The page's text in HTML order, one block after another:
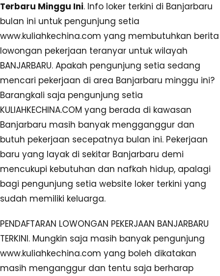
Terbaru Minggu Ini. Info loker terkini di Banjarbaru
bulan ini untuk pengunjung setia
www.kuliahkechina.com yang membutuhkan berita
lowongan pekerjaan teranyar untuk wilayah
BANJARBARU. Apakah pengunjung setia sedang
mencari pekerjaan di area Banjarbaru minggu ini?
Barangkali saja pengunjung setia
KULIAHKECHINA.COM yang berada di kawasan
Banjarbaru masih banyak mengganggur dan
butuh pekerjaan secepatnya bulan ini. Pekerjaan
baru yang layak di sekitar Banjarbaru demi
mencukupi kebutuhan dan nafkah hidup, apalagi
bagi pengunjung setia website loker terkini yang
sudah memiliki keluarga.
PENDAFTARAN LOWONGAN PEKERJAAN BANJARBARU
TERKINI. Mungkin saja masih banyak pengunjung
www.kuliahkechina.com yang boleh dikatakan
masih menganggur dan tentu saja berharap